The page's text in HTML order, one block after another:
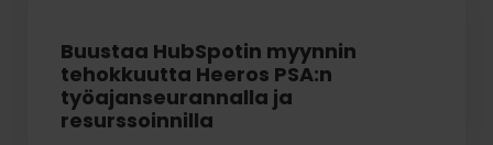
Buustaa HubSpotin myynnin
tehokkuutta Heeros PSA:n
työajanseurannalla ja
resurssoinnilla